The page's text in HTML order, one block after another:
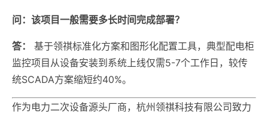
问：该项目一般需要多长时间完成部署？
答：
基于领祺标准化方案和图形化配置工具，典型配电柜
监控项目从设备安装到系统上线仅需5-7个工作日，较传
统SCADA方案缩短约40%。
作为电力二次设备源头厂商，杭州领祺科技有限公司致力